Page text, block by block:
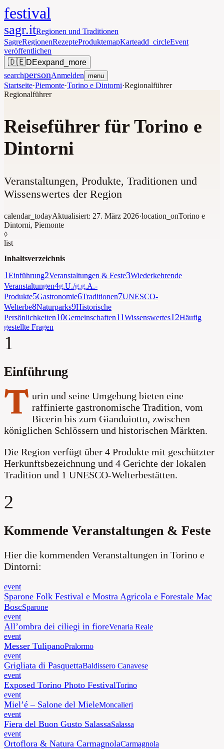
festival
sagr.itRegionen und Traditionen
SagreRegionenRezepteProduktemapKarteadd_circleEvent
veröffentlichen
🇩🇪DEexpand_more
searchpersonAnmelden menu
Startseite·Piemonte·Torino e Dintorni·Regionalführer
Regionalführer
Reiseführer für Torino e
Dintorni
Veranstaltungen, Produkte, Traditionen und
Wissenswertes der Region
calendar_todayAktualisiert: 27. März 2026·location_onTorino e
Dintorni, Piemonte
◊
list
Inhaltsverzeichnis
1Einführung2Veranstaltungen & Feste3Wiederkehrende
Veranstaltungen4g.U./g.g.A.-
Produkte5Gastronomie6Traditionen7UNESCO-
Welterbe8Naturparks9Historische
Persönlichkeiten10Gemeinschaften11Wissenswertes12Häufig
gestellte Fragen
1
Einführung
T urin und seine Umgebung bieten eine
raffinierte gastronomische Tradition, vom
Bicerin bis zum Gianduiotto, zwischen
königlichen Schlössern und historischen Märkten.
Die Region verfügt über 4 Produkte mit geschützter
Herkunftsbezeichnung und 4 Gerichte der lokalen
Tradition und 1 UNESCO-Welterbestätten.
2
Kommende Veranstaltungen & Feste
Hier die kommenden Veranstaltungen in Torino e
Dintorni:
event
Sparone Folk Festival e Mostra Agricola e Forestale Mac
BoscSparone
event
All’ombra dei ciliegi in fioreVenaria Reale
event
Messer TulipanoPralormo
event
Grigliata di PasquettaBaldissero Canavese
event
Exposed Torino Photo FestivalTorino
event
Miel’é – Salone del MieleMoncalieri
event
Fiera del Buon Gusto SalassaSalassa
event
Ortoflora & Natura CarmagnolaCarmagnola